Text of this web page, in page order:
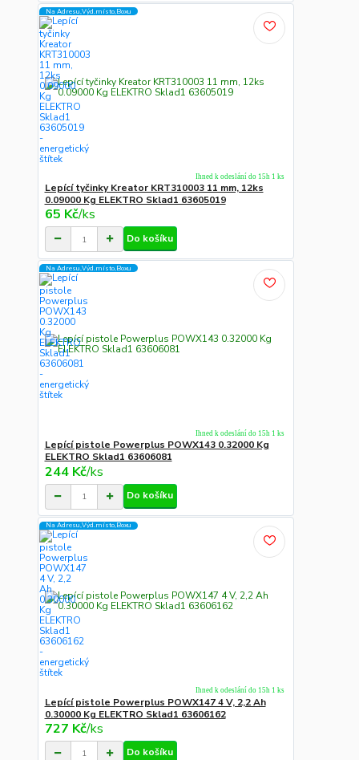
Na Adresu,Výd.místo,Boxu
Lepící tyčinky Kreator KRT310003 11 mm, 12ks
0.09000 Kg ELEKTRO Sklad1 63605019
65 Kč/ks
Ihned k odeslání do 15h 1 ks
Do košíku
Na Adresu,Výd.místo,Boxu
Lepící pistole Powerplus POWX143 0.32000 Kg
ELEKTRO Sklad1 63606081
244 Kč/ks
Ihned k odeslání do 15h 1 ks
Do košíku
Na Adresu,Výd.místo,Boxu
Lepící pistole Powerplus POWX147 4 V, 2,2 Ah
0.30000 Kg ELEKTRO Sklad1 63606162
727 Kč/ks
Ihned k odeslání do 15h 1 ks
Do košíku